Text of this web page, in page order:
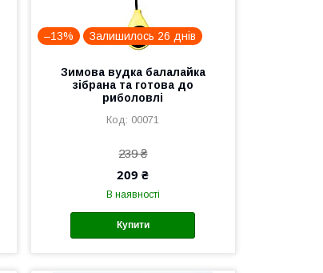
–13% Залишилось 26 днів
Зимова вудка балалайка
зібрана та готова до
риболовлі
00071
239 ₴
209 ₴
В наявності
Купити